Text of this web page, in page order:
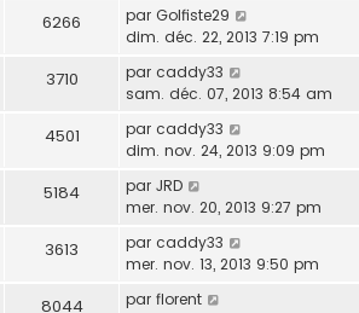
6266 par Golfiste29
dim. déc. 22, 2013 7:19 pm
3710 par caddy33
sam. déc. 07, 2013 8:54 am
4501 par caddy33
dim. nov. 24, 2013 9:09 pm
5184 par JRD
mer. nov. 20, 2013 9:27 pm
3613 par caddy33
mer. nov. 13, 2013 9:50 pm
8044 par florent